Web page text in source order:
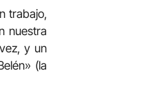
trabajo,
nuestra
y un
(la